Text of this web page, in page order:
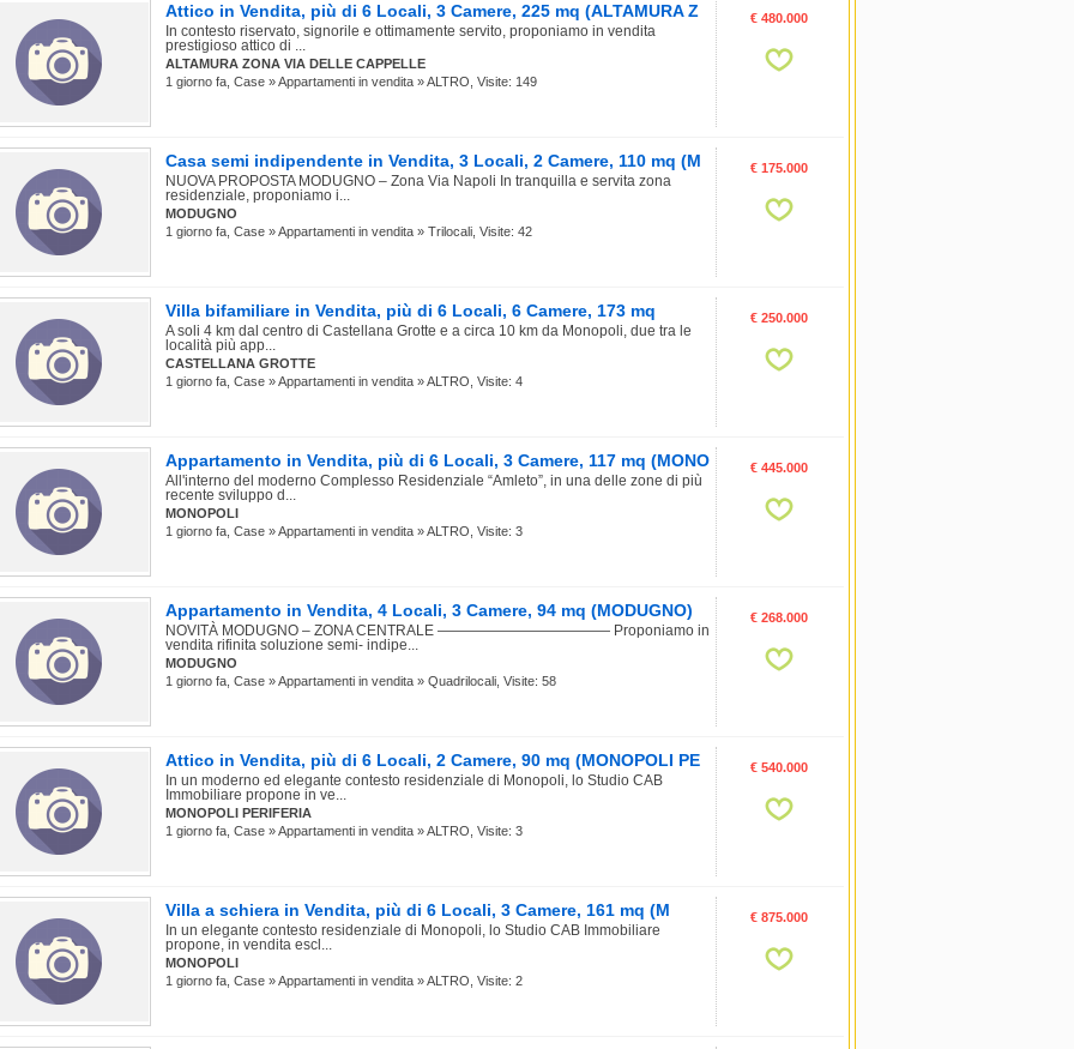
Attico in Vendita, più di 6 Locali, 3 Camere, 225 mq (ALTAMURA Z
In contesto riservato, signorile e ottimamente servito, proponiamo in vendita
prestigioso attico di ...
ALTAMURA ZONA VIA DELLE CAPPELLE
1 giorno fa, Case » Appartamenti in vendita » ALTRO, Visite: 149
€ 480.000
Casa semi indipendente in Vendita, 3 Locali, 2 Camere, 110 mq (M
NUOVA PROPOSTA MODUGNO – Zona Via Napoli In tranquilla e servita zona
residenziale, proponiamo i...
MODUGNO
1 giorno fa, Case » Appartamenti in vendita » Trilocali, Visite: 42
€ 175.000
Villa bifamiliare in Vendita, più di 6 Locali, 6 Camere, 173 mq
A soli 4 km dal centro di Castellana Grotte e a circa 10 km da Monopoli, due tra le
località più app...
CASTELLANA GROTTE
1 giorno fa, Case » Appartamenti in vendita » ALTRO, Visite: 4
€ 250.000
Appartamento in Vendita, più di 6 Locali, 3 Camere, 117 mq (MONO
All'interno del moderno Complesso Residenziale “Amleto”, in una delle zone di più
recente sviluppo d...
MONOPOLI
1 giorno fa, Case » Appartamenti in vendita » ALTRO, Visite: 3
€ 445.000
Appartamento in Vendita, 4 Locali, 3 Camere, 94 mq (MODUGNO)
NOVITÀ MODUGNO – ZONA CENTRALE ———————————— Proponiamo in
vendita rifinita soluzione semi- indipe...
MODUGNO
1 giorno fa, Case » Appartamenti in vendita » Quadrilocali, Visite: 58
€ 268.000
Attico in Vendita, più di 6 Locali, 2 Camere, 90 mq (MONOPOLI PE
In un moderno ed elegante contesto residenziale di Monopoli, lo Studio CAB
Immobiliare propone in ve...
MONOPOLI PERIFERIA
1 giorno fa, Case » Appartamenti in vendita » ALTRO, Visite: 3
€ 540.000
Villa a schiera in Vendita, più di 6 Locali, 3 Camere, 161 mq (M
In un elegante contesto residenziale di Monopoli, lo Studio CAB Immobiliare
propone, in vendita escl...
MONOPOLI
1 giorno fa, Case » Appartamenti in vendita » ALTRO, Visite: 2
€ 875.000